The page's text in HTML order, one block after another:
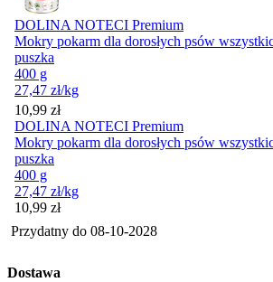
DOLINA NOTECI Premium
Mokry pokarm dla dorosłych psów
puszka
400 g
27,47 zł/kg
Cena
10,99 zł
DOLINA NOTECI Premium
Mokry pokarm dla dorosłych psów
puszka
400 g
27,47 zł/kg
Cena
10,99 zł
Przydatny do 08-10-2028
Dostawa